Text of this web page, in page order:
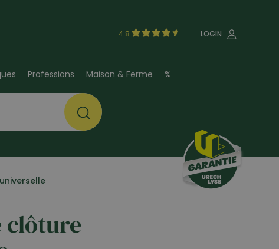
4.8 LOGIN
Professions Maison & Ferme %
clôture